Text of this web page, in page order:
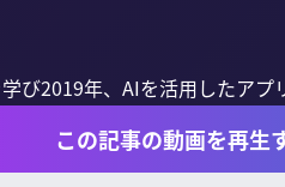
び2019年、AIを活用したア
この記事の動画を再生